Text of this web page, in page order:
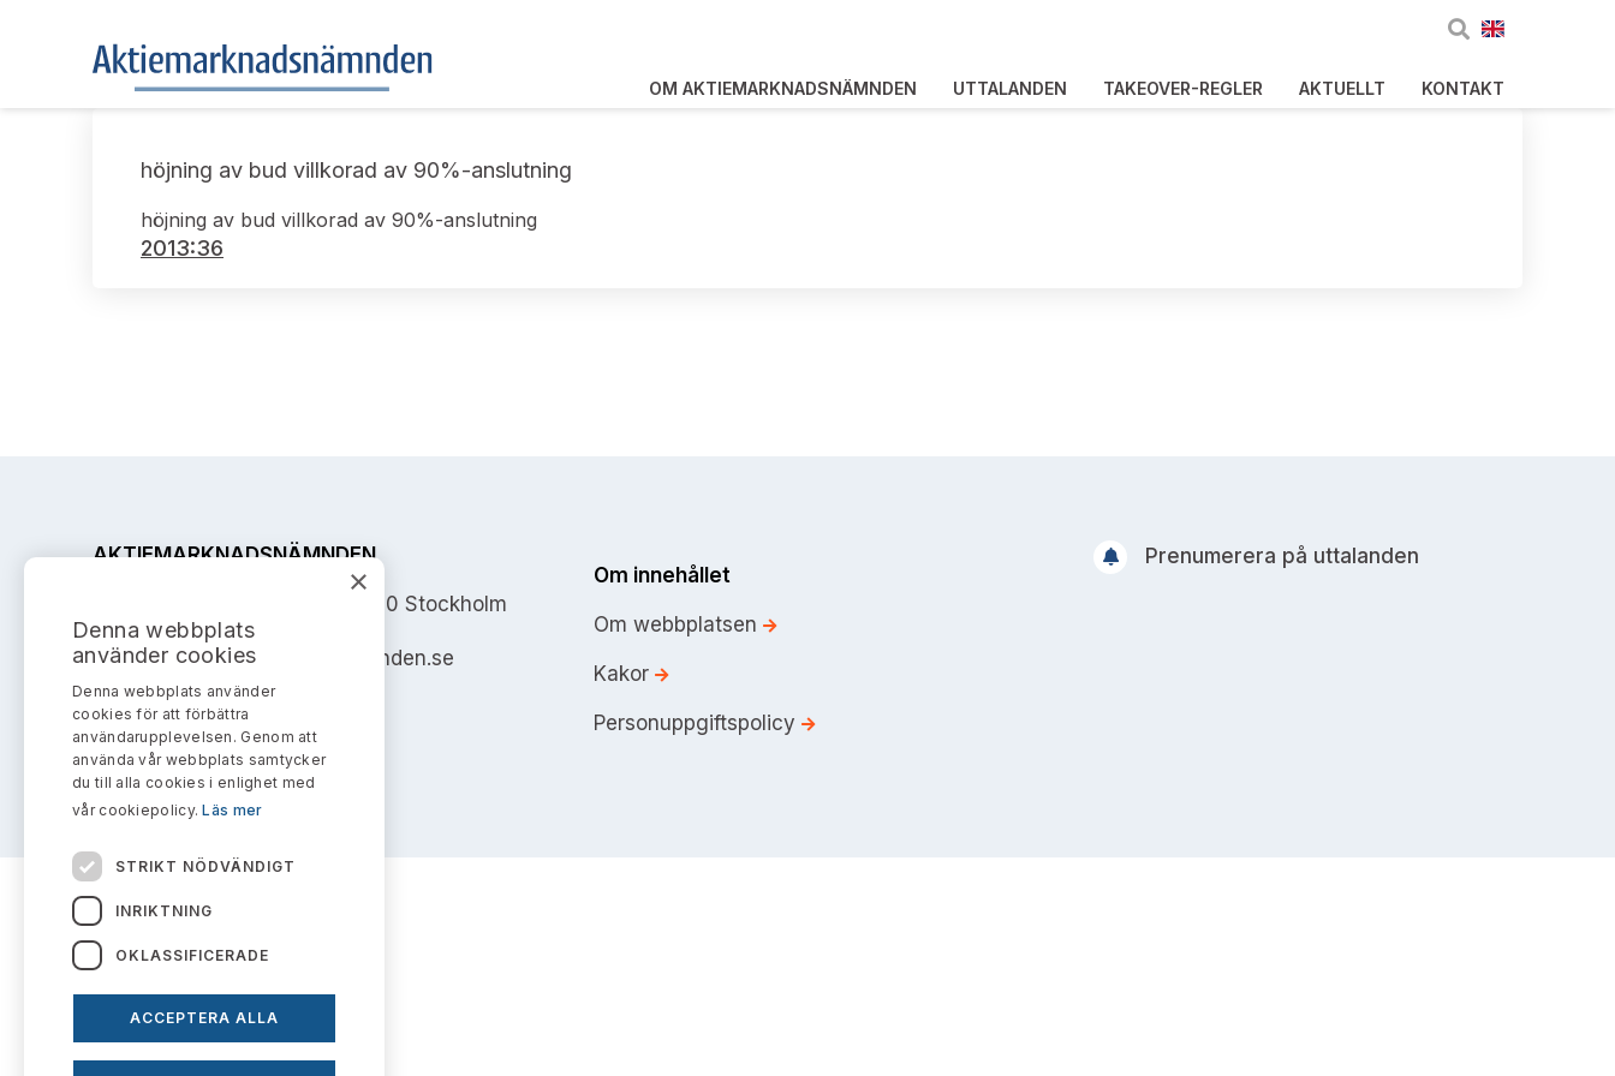
OM AKTIEMARKNADSNÄMNDEN UTTALANDEN TAKEOVER-REGLER AKTUELLT KONTAKT
höjning av bud villkorad av 90%-anslutning
höjning av bud villkorad av 90%-anslutning
2013:36
AKTIEMARKNADSNÄMNDEN
Address: Box 7354, 103 90 Stockholm
info@aktiemarknadsnamnden.se
Om innehållet
Om webbplatsen
Kakor
Personuppgiftspolicy
Prenumerera på uttalanden
×
Denna webbplats
använder cookies
Denna webbplats använder
cookies för att förbättra
användarupplevelsen. Genom att
använda vår webbplats samtycker
du till alla cookies i enlighet med
vår cookiepolicy.Läs mer
STRIKT NÖDVÄNDIGT
INRIKTNING
OKLASSIFICERADE
ACCEPTERA ALLA